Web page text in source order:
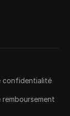
confidentialité